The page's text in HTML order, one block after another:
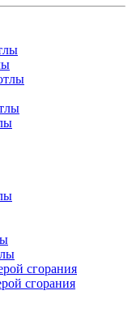
сгорания
сгорания